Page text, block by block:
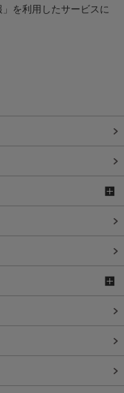
を利用したサービスに